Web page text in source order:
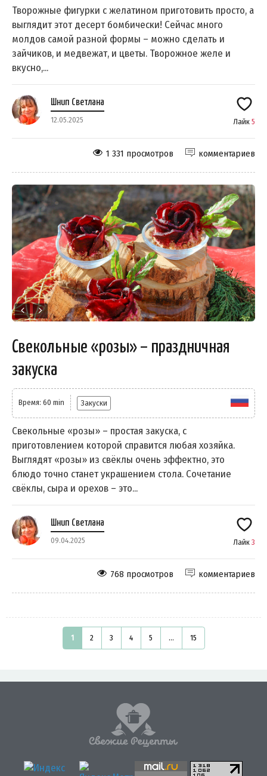
Творожные фигурки с желатином приготовить просто, а
выглядит этот десерт бомбически! Сейчас много
молдов самой разной формы – можно сделать и
зайчиков, и медвежат, и цветы. Творожное желе и
вкусно,...
Шнип Светлана
12.05.2025 Лайк 5
комментариев
1 331 просмотров
Свекольные «розы» – праздничная
закуска
Время: 60 min Закуски
Свекольные «розы» – простая закуска, с
приготовлением которой справится любая хозяйка.
Выглядят «розы» из свёклы очень эффектно, это
блюдо точно станет украшением стола. Сочетание
свёклы, сыра и орехов – это...
Шнип Светлана
09.04.2025 Лайк 3
комментариев
768 просмотров
1 2 3 4 5 ... 15